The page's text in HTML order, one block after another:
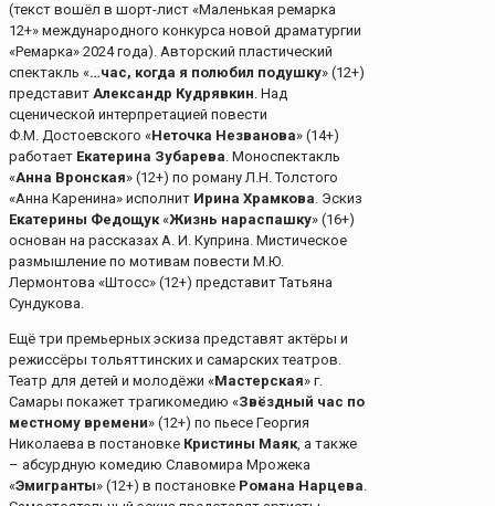
(текст вошёл в шорт-лист «Маленькая ремарка
12+» международного конкурса новой драматургии
«Ремарка» 2024 года). Авторский пластический
спектакль «…час, когда я полюбил подушку» (12+)
представит Александр Кудрявкин. Над
сценической интерпретацией повести
Ф.М. Достоевского «Неточка Незванова» (14+)
работает Екатерина Зубарева. Моноспектакль
«Анна Вронская» (12+) по роману Л.Н. Толстого
«Анна Каренина» исполнит Ирина Храмкова. Эскиз
Екатерины Федощук«Жизнь нараспашку» (16+)
основан на рассказах А. И. Куприна. Мистическое
размышление по мотивам повести М.Ю.
Лермонтова «Штосс» (12+) представит Татьяна
Сундукова.
Ещё три премьерных эскиза представят актёры и
режиссёры тольяттинских и самарских театров.
Театр для детей и молодёжи «Мастерская» г.
Самары покажет трагикомедию «Звёздный час по
местному времени» (12+) по пьесе Георгия
Николаева в постановке Кристины Маяк, а также
– абсурдную комедию Славомира Мрожека
«Эмигранты» (12+) в постановке Романа Нарцева.